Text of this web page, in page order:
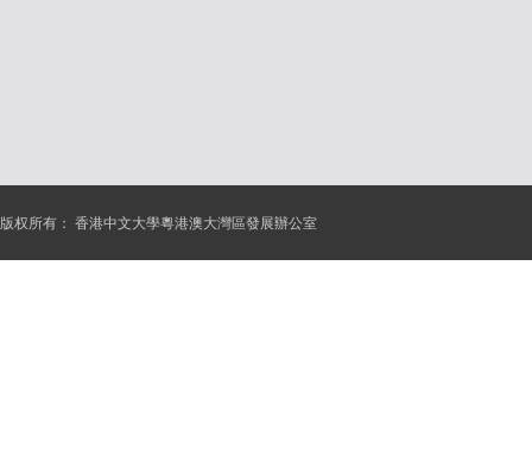
版权所有： 香港中文大學粵港澳大灣區發展辦公室